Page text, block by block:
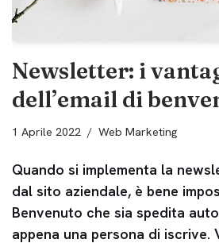
Newsletter: i
dell’email di
1 Aprile 2022 Web Marketing
Quando si implementa la
dal sito aziendale, è bene
Benvenuto che sia spedita
appena una persona di iscrive.